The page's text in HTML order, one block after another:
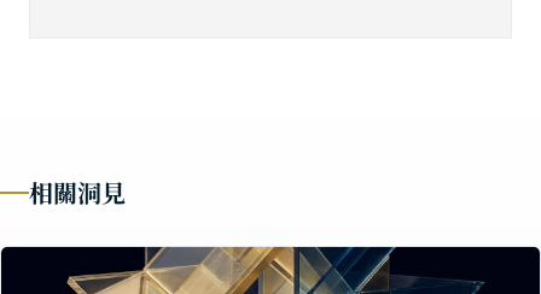
相關洞見